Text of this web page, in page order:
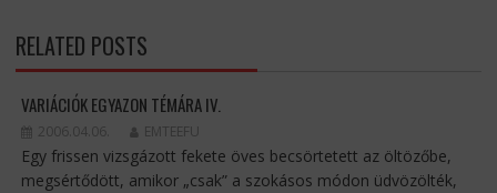
RELATED POSTS
VARIÁCIÓK EGYAZON TÉMÁRA IV.
2006.04.06. EMTEEFU
Egy frissen vizsgázott fekete öves becsörtetett az öltözőbe,
megsértődött, amikor „csak” a szokásos módon üdvözölték,